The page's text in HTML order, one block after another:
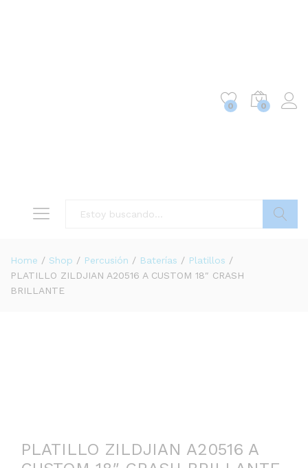
0 0
Home / Shop / Percusión / Baterías / Platillos /
PLATILLO ZILDJIAN A20516 A CUSTOM 18″ CRASH
BRILLANTE
PLATILLO ZILDJIAN A20516 A